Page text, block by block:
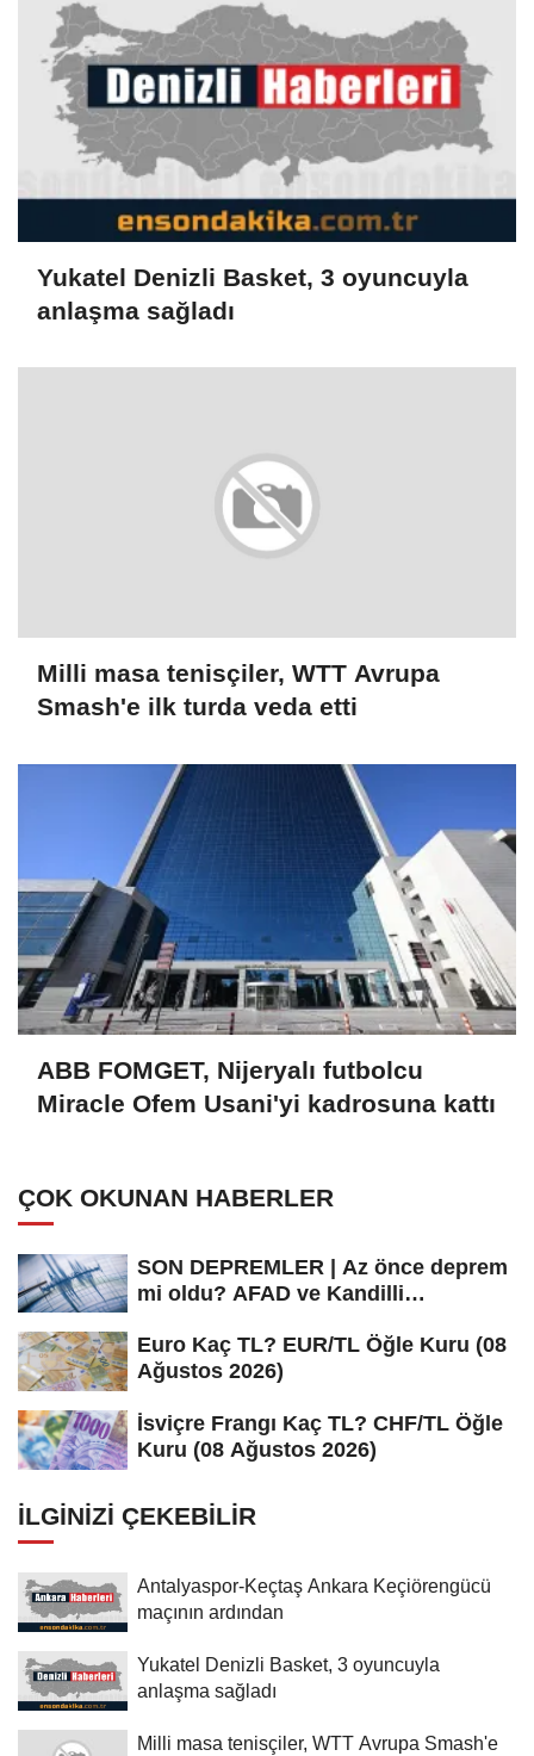
Yukatel Denizli Basket, 3 oyuncuyla
anlaşma sağladı
Milli masa tenisçiler, WTT Avrupa
Smash'e ilk turda veda etti
ABB FOMGET, Nijeryalı futbolcu
Miracle Ofem Usani'yi kadrosuna kattı
ÇOK OKUNAN HABERLER
SON DEPREMLER | Az önce deprem
mi oldu? AFAD ve Kandilli
Euro Kaç TL? EUR/TL Öğle Kuru (08
Ağustos 2026)
İsviçre Frangı Kaç TL? CHF/TL Öğle
Kuru (08 Ağustos 2026)
İLGINIZI ÇEKEBILIR
Antalyaspor-Keçtaş Ankara Keçiörengücü
maçının ardından
Yukatel Denizli Basket, 3 oyuncuyla
anlaşma sağladı
Milli masa tenisçiler, WTT Avrupa Smash'e